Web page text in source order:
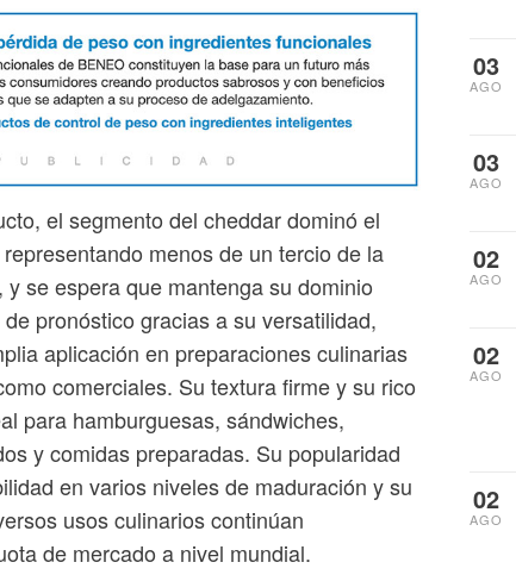
el segmento del cheddar dominó el
menos de un tercio de la
se espera que mantenga su dominio
pronóstico gracias a su versatilidad,
aplicación en preparaciones culinarias
comerciales. Su textura firme y su rico
para hamburguesas, sándwiches,
y comidas preparadas. Su popularidad
en varios niveles de maduración y su
usos culinarios continúan
de mercado a nivel mundial.
03
AGO
03
AGO
02
AGO
02
AGO
02
AGO